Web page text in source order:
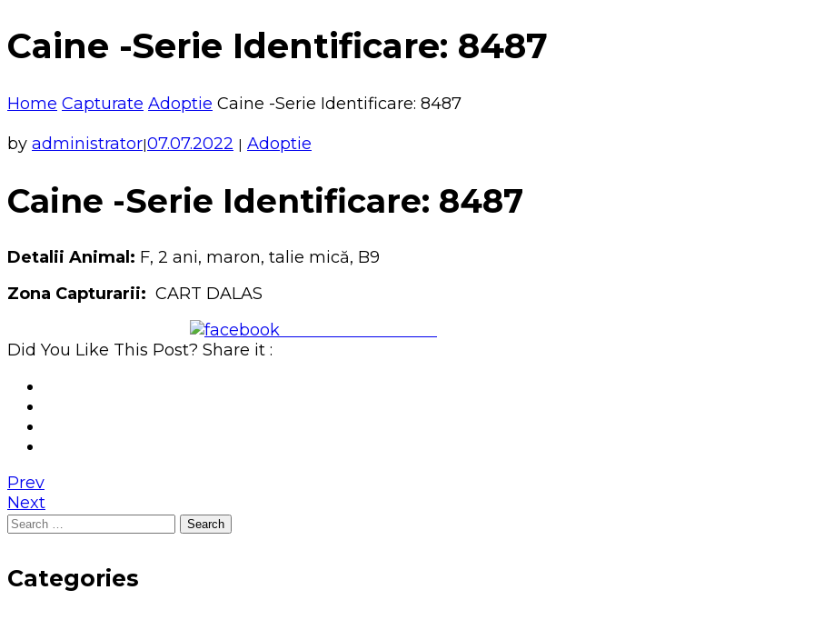
Caine -Serie Identificare: 8487
Home Capturate Adoptie Caine -Serie Identificare: 8487
by administrator|07.07.2022 | Adoptie
Caine -Serie Identificare: 8487
Detalii Animal: F, 2 ani, maron, talie mică, B9
Zona Capturarii: CART DALAS
Did You Like This Post? Share it :
Prev
Next
Search
Categories